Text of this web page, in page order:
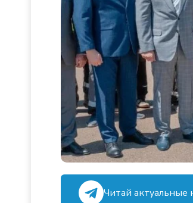
Читай актуальные